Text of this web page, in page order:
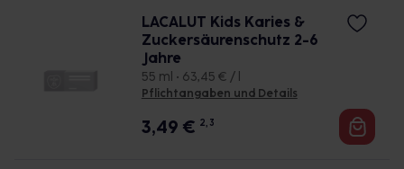
LACALUT Kids Karies &
Zuckersäurenschutz 2-6
Jahre
55 ml • 63,45 € / l
Pflichtangaben und Details
3,49 € 2, 3